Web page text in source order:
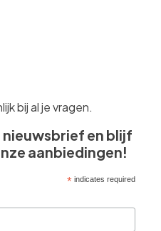
bij al je vragen.
nieuwsbrief en blijf
aanbiedingen!
*indicates required